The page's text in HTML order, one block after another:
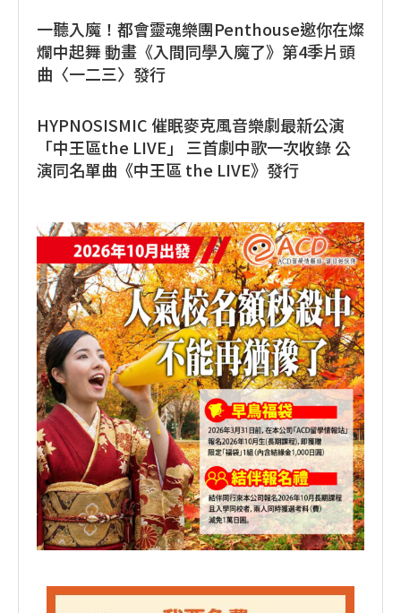
一聽入魔！都會靈魂樂團Penthouse邀你在燦
爛中起舞 動畫《入間同學入魔了》第4季片頭
曲〈一二三〉發行
HYPNOSISMIC 催眠麥克風音樂劇最新公演
「中王區the LIVE」 三首劇中歌一次收錄 公
演同名單曲《中王區 the LIVE》發行